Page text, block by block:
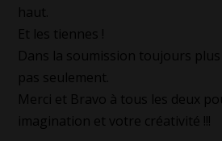
haut.
Et les tiennes !
Dans la soumission toujours
pas seulement.
Merci et Bravo à tous les deux
imagination et votre créativité !!!